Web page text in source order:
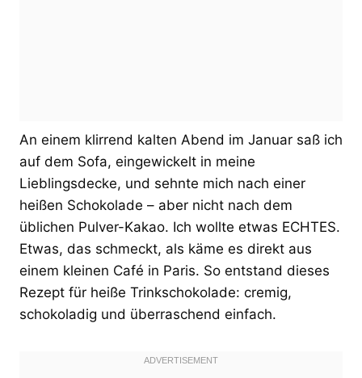
An einem klirrend kalten Abend im Januar saß ich
auf dem Sofa, eingewickelt in meine
Lieblingsdecke, und sehnte mich nach einer
heißen Schokolade – aber nicht nach dem
üblichen Pulver-Kakao. Ich wollte etwas ECHTES.
Etwas, das schmeckt, als käme es direkt aus
einem kleinen Café in Paris. So entstand dieses
Rezept für heiße Trinkschokolade: cremig,
schokoladig und überraschend einfach.